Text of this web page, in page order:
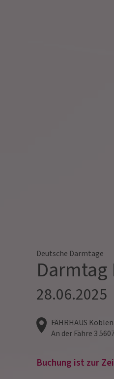
Deutsche Darmtage
Darmtag
28.06.2025
FÄHRHAUS
An der Fähre 3
Buchung ist zur